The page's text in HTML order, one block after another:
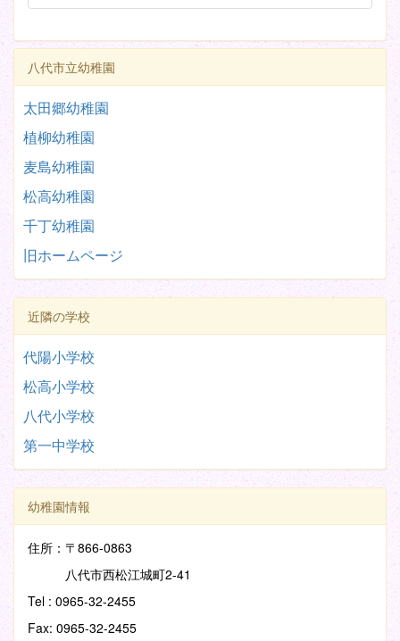
八代市立幼稚園
太田郷幼稚園
植柳幼稚園
麦島幼稚園
松高幼稚園
千丁幼稚園
旧ホームページ
近隣の学校
代陽小学校
松高小学校
八代小学校
第一中学校
幼稚園情報
住所：〒866-0863
八代市西松江城町2-41
Tel : 0965-32-2455
Fax: 0965-32-2455